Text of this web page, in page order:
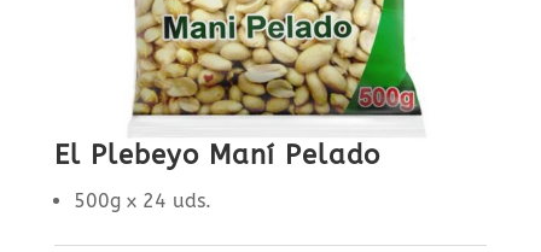
El Plebeyo Maní Pelado
500g x 24 uds.